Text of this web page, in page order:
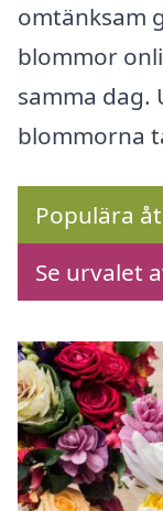
omtänksam
blommor
samma dag.
blommorna
Populära
Se urvalet